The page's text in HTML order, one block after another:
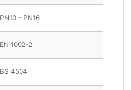
PN10 – PN16
EN 1092-2
BS 4504